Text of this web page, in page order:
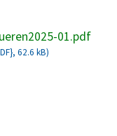
01.pdf
62.6 kB)